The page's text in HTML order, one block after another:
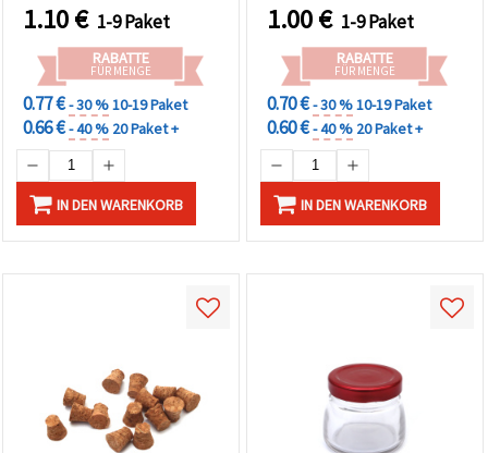
1.10€ 1-9 Paket
RABATTE
FÜR MENGE
0.77 €- 30 %10-19 Paket
0.66 €- 40 % 20 Paket +
IN DEN WARENKORB
1.00€ 1-9 Paket
RABATTE
FÜR MENGE
0.70 €- 30 %10-19 Paket
0.60 €- 40 % 20 Paket +
IN DEN WARENKORB